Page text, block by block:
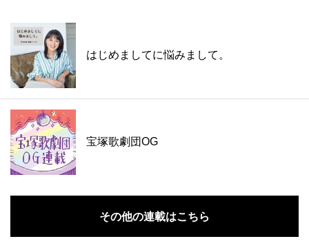
はじめましてに悩みまして。
宝塚歌劇団OG
その他の連載はこちら